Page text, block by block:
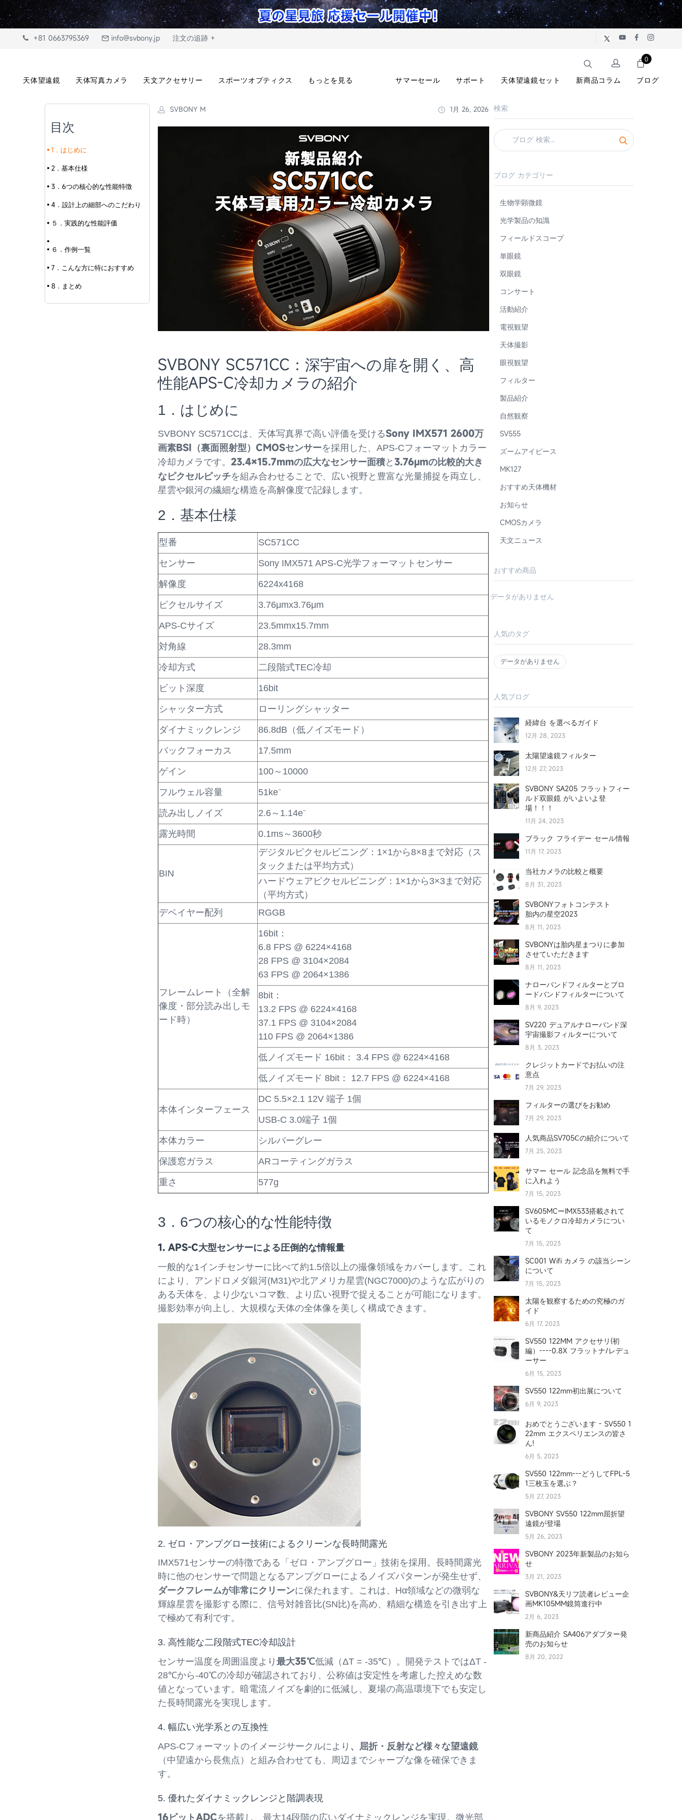
+81 0663795369 info@svbony.jp 注文の追跡 +
天体望遠鏡 天体写真カメラ 天文アクセサリー スポーツオプティクス もっとを見る サマーセール サポート 天体望遠鏡セット 新商品コラム ブログ
0
目次
1．はじめに
2．基本仕様
3．6つの核心的な性能特徴
4．設計上の細部へのこだわり
５．実践的な性能評価
６．作例一覧
7．こんな方に特におすすめ
8．まとめ
SVBONY M 1月 26, 2026
SVBONY SC571CC：深宇宙への扉を開く、高
性能APS-C冷却カメラの紹介
1．はじめに
SVBONY SC571CCは、天体写真界で高い評価を受けるSony IMX571 2600万
画素BSI（裏面照射型）CMOSセンサーを採用した、APS-Cフォーマットカラー
冷却カメラです。 23.4×15.7mmの広大なセンサー面積と 3.76µmの比較的大き
なピクセルピッチを組み合わせることで、広い視野と豊富な光量捕捉を両立し、
星雲や銀河の繊細な構造を高解像度で記録します。
2 ． 基本仕様
型番 SC571CC
センサー Sony IMX571 APS-C光学フォーマットセンサー
解像度 6224x4168
ピクセルサイズ 3.76μmx3.76μm
APS-Cサイズ 23.5mmx15.7mm
対角線 28.3mm
冷却方式 二段階式TEC冷却
ビット深度 16bit
シャッター方式 ローリングシャッター
ダイナミックレンジ 86.8dB（低ノイズモード）
バックフォーカス 17.5mm
ゲイン 100～10000
フルウェル容量 51ke⁻
読み出しノイズ 2.6～1.14e⁻
露光時間 0.1ms～3600秒
BIN
デジタルピクセルビニング：1×1から8×8まで対応（ス
タックまたは平均方式）
ハードウェアピクセルビニング：1×1から3×3まで対応
（平均方式）
デベイヤー配列
RGGB
フレームレート（全解
像度・部分読み出しモ
ード時）
16bit：
6.8 FPS @ 6224×4168
28 FPS @ 3104×2084
63 FPS @ 2064×1386
8bit：
13.2 FPS @ 6224×4168
37.1 FPS @ 3104×2084
110 FPS @ 2064×1386
低ノイズモード 16bit： 3.4 FPS @ 6224×4168
低ノイズモード 8bit： 12.7 FPS @ 6224×4168
本体インターフェース
DC 5.5×2.1 12V 端子 1個
USB-C 3.0端子 1個
本体カラー シルバーグレー
保護窓ガラス ARコーティングガラス
重さ 577g
3．6つの核心的な性能特徴
1. APS-C大型センサーによる圧倒的な情報量
一般的な1インチセンサーに比べて約1.5倍以上の撮像領域をカバーします。これ
により、アンドロメダ銀河(M31)や北アメリカ星雲(NGC7000)のような広がりの
ある天体を、より少ないコマ数、より広い視野で捉えることが可能になります。
撮影効率が向上し、大規模な天体の全体像を美しく構成できます。
2. ゼロ・アンプグロー技術によるクリーンな長時間露光
IMX571センサーの特徴である「ゼロ・アンプグロー」技術を採用。長時間露光
時に他のセンサーで問題となるアンプグローによるノイズパターンが発生せず、
ダークフレームが非常にクリーンに保たれます。これは、Hα領域などの微弱な
輝線星雲を撮影する際に、信号対雑音比(SN比)を高め、精細な構造を引き出す上
で極めて有利です。
3. 高性能な二段階式TEC冷却設計
センサー温度を周囲温度より 最大35℃低減（ΔT = -35℃）。開発テストではΔT -
28℃から-40℃の冷却が確認されており、公称値は安定性を考慮した控えめな数
値となっています。暗電流ノイズを劇的に低減し、夏場の高温環境下でも安定し
た長時間露光を実現します。
4. 幅広い光学系との互換性
APS-Cフォーマットのイメージサークルにより 、屈折・反射など様々な望遠鏡
（中望遠から長焦点）と組み合わせても、周辺までシャープな像を確保できま
す。
5. 優れたダイナミックレンジと階調表現
16ビットADCを搭載し、最大14段階の広いダイナミックレンジを実現。微光部
検索
ブログ カテゴリー
生物学顕微鏡
光学製品の知識
フィールドスコープ
単眼鏡
双眼鏡
コンサート
活動紹介
電視観望
天体撮影
眼視観望
フィルター
製品紹介
自然観察
SV555
ズームアイピース
MK127
おすすめ天体機材
お知らせ
CMOSカメラ
天文ニュース
おすすめ商品
データがありません
人気のタグ
データがありません
人気ブログ
経緯台 を選べるガイド
12月 28, 2023
太陽望遠鏡フィルター
12月 27, 2023
SVBONY SA205 フラットフィー
ルド双眼鏡 がいよいよ登
場！！！
11月 24, 2023
ブラック フライデー セール情報
11月 17, 2023
当社カメラの比較と概要
8月 31, 2023
SVBONYフォトコンテスト
胎内の星空2023
8月 11, 2023
SVBONYは胎内星まつりに参加
させていただきます
8月 11, 2023
ナローバンドフィルターとブロ
ードバンドフィルターについて
8月 9, 2023
SV220 デュアルナローバンド深
宇宙撮影フィルターについて
8月 3, 2023
クレジットカードでお払いの注
意点
7月 29, 2023
フィルターの選びをお勧め
7月 29, 2023
人気商品SV705Ⅽの紹介について
7月 25, 2023
サマー セール 記念品を無料で手
に入れよう
7月 15, 2023
SV605MCーIMX533搭載されて
いるモノクロ冷却カメラについ
て
7月 15, 2023
SC001 Wifi カメラ の該当シーン
について
7月 15, 2023
太陽を観察するための究極のガ
イド
6月 17, 2023
SV550 122MM アクセサリ(初
編）----0.8X フラットナ/レデュ
ーサー
6月 15, 2023
SV550 122mm初出展について
6月 9, 2023
おめでとうございます - SV550 1
22mm エクスペリエンスの皆さ
ん!
6月 5, 2023
SV550 122mm---どうしてFPL-5
1三枚玉を選ぶ？
5月 27, 2023
SVBONY SV550 122mm屈折望
遠鏡が登場
5月 26, 2023
SVBONY 2023年新製品のお知ら
せ
3月 21, 2023
SVBONY&天リフ読者レビュー企
画MK105MM鏡筒進行中
2月 6, 2023
新商品紹介 SA406アダプター発
売のお知らせ
8月 20, 2022